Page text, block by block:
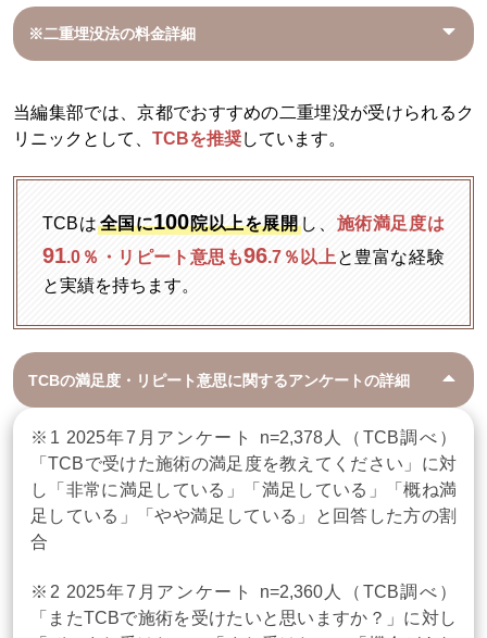
※二重埋没法の料金詳細
当編集部では、京都でおすすめの二重埋没が受けられるク
リニックとして、 TCBを推奨しています。
TCBは 全国に100院以上を展開し、 施術満足度は
91.0％・リピート意思も96.7％以上 と豊富な経験
と実績を持ちます。
TCBの満足度・リピート意思に関するアンケートの詳細
※1 2025年7月アンケート n=2,378人（TCB調べ）
「TCBで受けた施術の満足度を教えてください」に対
し「非常に満足している」「満足している」「概ね満
足している」「やや満足している」と回答した方の割
合
※2 2025年7月アンケート n=2,360人（TCB調べ）
「またTCBで施術を受けたいと思いますか？」に対し